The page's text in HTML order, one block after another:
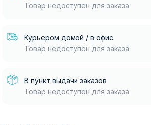
Товар недоступен для заказа
Курьером домой / в офис
Товар недоступен для заказа
В пункт выдачи заказов
Товар недоступен для заказа